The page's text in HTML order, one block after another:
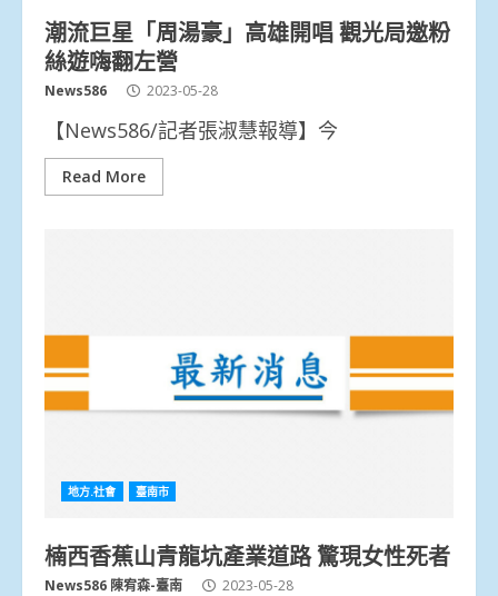
潮流巨星「周湯豪」高雄開唱 觀光局邀粉
絲遊嗨翻左營
News586 2023-05-28
【News586/記者張淑慧報導】今
Read More
地方.社會 臺南市
楠西香蕉山青龍坑產業道路 驚現女性死者
News586 陳宥森-臺南 2023-05-28